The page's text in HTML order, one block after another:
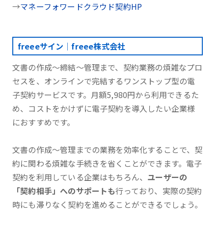
→マネーフォワードクラウド契約HP
freeeサイン｜freee株式会社
文書の作成～締結～管理まで、契約業務の煩雑なプロ
セスを、オンラインで完結するワンストップ型の電
子契約サービスです。月額5,980円から利用できるた
め、コストをかけずに電子契約を導入したい企業様
におすすめです。
文書の作成～管理までの業務を効率化することで、契
約に関わる煩雑な手続きを省くことができます。電子
契約を利用している企業はもちろん、 ユーザーの
「契約相手」へのサポートも行っており、実際の契約
時にも滞りなく契約を進めることができるでしょう。